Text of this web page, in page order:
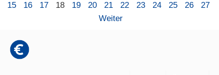
15
16 17 18 19 20 21 22 23 24 25 26
27
Weiter